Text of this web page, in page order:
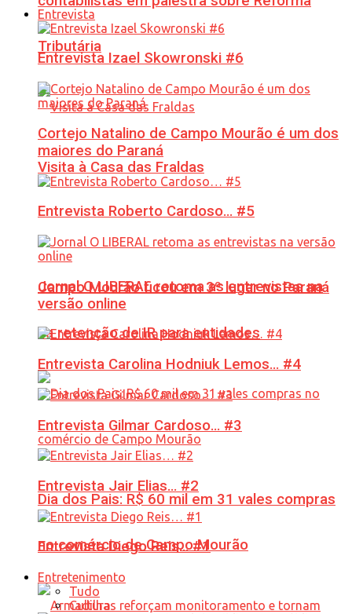
Tributária
Visita à Casa das Fraldas
Campo Mourão ficou em 3º lugar no Paraná
na retenção de IR para entidades
Dia dos Pais: R$ 60 mil em 31 vales compras
no comércio de Campo Mourão
Entrevista
Entrevista Izael Skowronski #6
Cortejo Natalino de Campo Mourão é um dos
maiores do Paraná
Entrevista Roberto Cardoso… #5
Jornal O LIBERAL retoma as entrevistas na
versão online
Entrevista Carolina Hodniuk Lemos… #4
Entrevista Gilmar Cardoso… #3
Entrevista Jair Elias… #2
Entrevista Diego Reis… #1
Entretenimento
Tudo
Cultura